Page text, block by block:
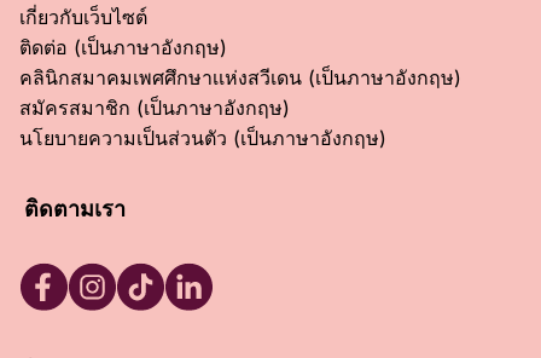
เกี่ยวกับเว็บไซต์
ติดต่อ (เป็นภาษาอังกฤษ)
คลินิกสมาคมเพศศึกษาเเห่งสวีเดน (เป็นภาษาอังกฤษ)
สมัครสมาชิก (เป็นภาษาอังกฤษ)
นโยบายความเป็นส่วนตัว (เป็นภาษาอังกฤษ)
ติดตามเรา